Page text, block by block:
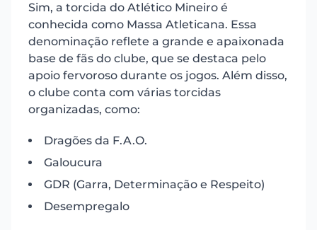
Sim, a torcida do Atlético Mineiro é
conhecida como Massa Atleticana. Essa
denominação reflete a grande e apaixonada
base de fãs do clube, que se destaca pelo
apoio fervoroso durante os jogos. Além disso,
o clube conta com várias torcidas
organizadas, como:
Dragões da F.A.O.
Galoucura
GDR (Garra, Determinação e Respeito)
Desempregalo